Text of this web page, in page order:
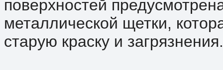
поверхностей
металлической щетки,
старую краску и загрязнения.